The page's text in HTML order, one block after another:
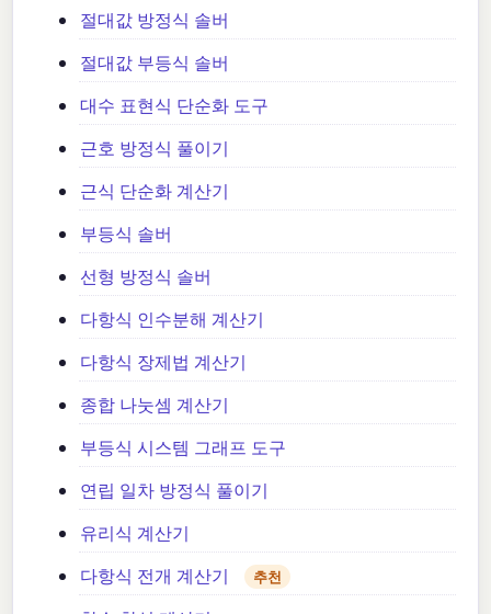
절대값 방정식 솔버
절대값 부등식 솔버
대수 표현식 단순화 도구
근호 방정식 풀이기
근식 단순화 계산기
부등식 솔버
선형 방정식 솔버
다항식 인수분해 계산기
다항식 장제법 계산기
종합 나눗셈 계산기
부등식 시스템 그래프 도구
연립 일차 방정식 풀이기
유리식 계산기
다항식 전개 계산기
추천